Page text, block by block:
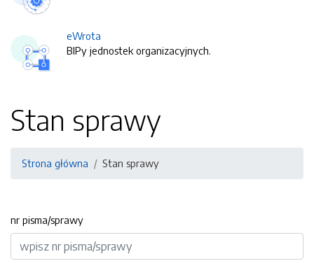
eWrota
BIPy jednostek organizacyjnych.
Stan sprawy
Strona główna Stan sprawy
nr pisma/sprawy